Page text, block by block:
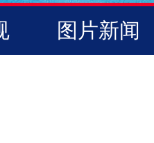
图片新闻